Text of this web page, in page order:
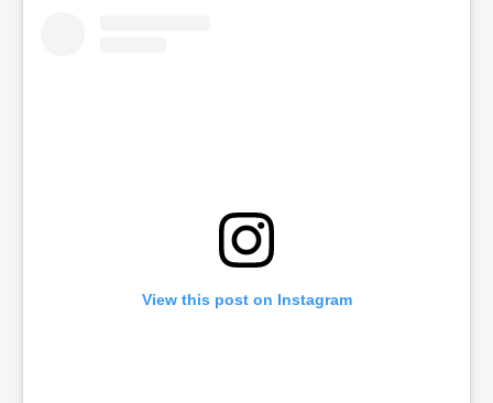
View this post on Instagram